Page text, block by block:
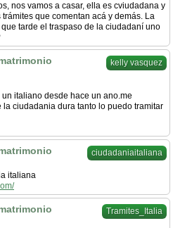
nos vamos a casar, ella es cviudadana y
que comentan acá y demás. La
tarde el traspaso de la ciudadaní uno
kelly vasquez
italiano desde hace un ano.me
ciudadania dura tanto lo puedo tramitar
ciudadaniaitaliana
italiana
Tramites_Italia